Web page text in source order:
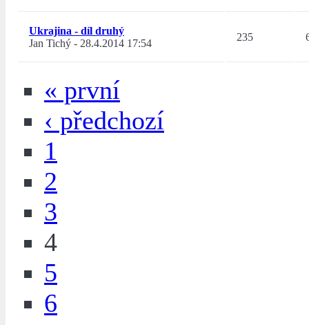
Ukrajina - díl druhý
Jan Tichý - 28.4.2014 17:54
235
« první
‹ předchozí
1
2
3
4
5
6